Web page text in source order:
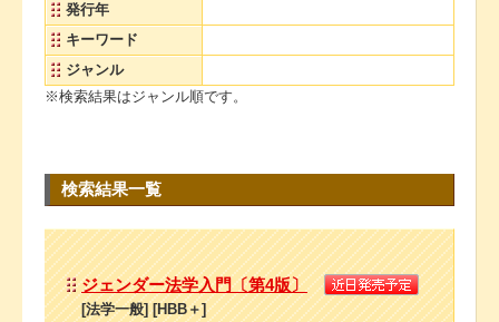
発行年
キーワード
ジャンル
※検索結果はジャンル順です。
検索結果一覧
ジェンダー法学入門〔第4版〕
[法学一般] [HBB＋]